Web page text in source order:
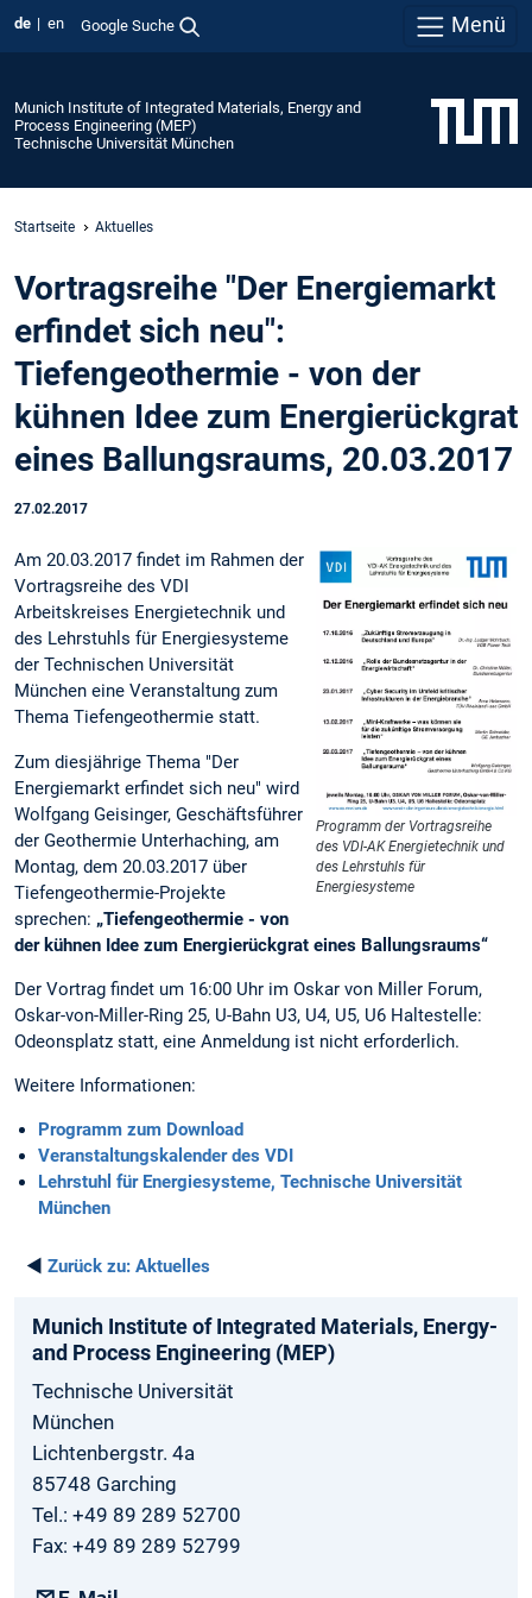
de en Google Suche Menü
Munich Institute of Integrated Materials, Energy and
Process Engineering (MEP)
Technische Universität München
Startseite Aktuelles
Vortragsreihe "Der Energiemarkt
erfindet sich neu":
Tiefengeothermie - von der
kühnen Idee zum Energierückgrat
eines Ballungsraums, 20.03.2017
27.02.2017
Programm der Vortragsreihe
des VDI-AK Energietechnik und
des Lehrstuhls für
Energiesysteme
Am 20.03.2017 findet im Rahmen der
Vortragsreihe des VDI
Arbeitskreises Energietechnik und
des Lehrstuhls für Energiesysteme
der Technischen Universität
München eine Veranstaltung zum
Thema Tiefengeothermie statt.
Zum diesjährige Thema "Der
Energiemarkt erfindet sich neu" wird
Wolfgang Geisinger, Geschäftsführer
der Geothermie Unterhaching, am
Montag, dem 20.03.2017 über
Tiefengeothermie-Projekte
sprechen: „Tiefengeothermie - von
der kühnen Idee zum Energierückgrat eines Ballungsraums“
Der Vortrag findet um 16:00 Uhr im Oskar von Miller Forum,
Oskar-von-Miller-Ring 25, U-Bahn U3, U4, U5, U6 Haltestelle:
Odeonsplatz statt, eine Anmeldung ist nicht erforderlich.
Weitere Informationen:
Programm zum Download
Veranstaltungskalender des VDI
Lehrstuhl für Energiesysteme, Technische Universität
München
◄ Zurück zu: Aktuelles
Munich­ Institute­ of Integrated­ Materials­, Energy­
and­ Process­ Engineering­ (MEP)
Technische Universität
München
Lichtenbergstr. 4a
85748 Garching
Tel.: +49 89 289 52700
Fax: +49 89 289 52799